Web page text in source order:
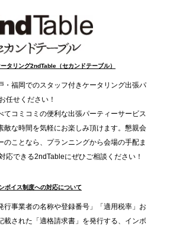
、2ndTable「1DISH」が紹介され
ご案内｜忘年会は“移動時間ゼロ
注文が前年比5倍に伸びた「宅配
案する、新しい乾杯文化
ご案内｜職場で完結する“忘年会・
”が人気。幹事負担を軽減し、社内
タリング2ndTable（セカンドテーブル）
・福岡でのスタッフ付きケータリング出張パ
任せください！
てコミコミの便利な出張パーティーサービス
敵な時間を気軽にお楽しみ頂けます。懇親会
のことなら、プランニングから会場の手配ま
応できる2ndTableにぜひご相談ください！
ボイス制度への対応について
行事業者の名称や登録番号」「適用税率」お
載された「適格請求書」を発行する、インボ